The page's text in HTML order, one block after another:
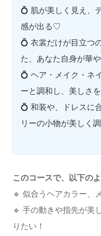
💍 肌が美しく見え、
感が出る♡
💍 衣裳だけが目立つ
た、あなた自身が華
💍 ヘア・メイク・ネ
ーと調和し、美しさ
💍 和装や、ドレスに
リーの小物が美しく
このコースで、以下の
🔹 似合うヘアカラー、
🔹 手の動きや指先が美
りたい！